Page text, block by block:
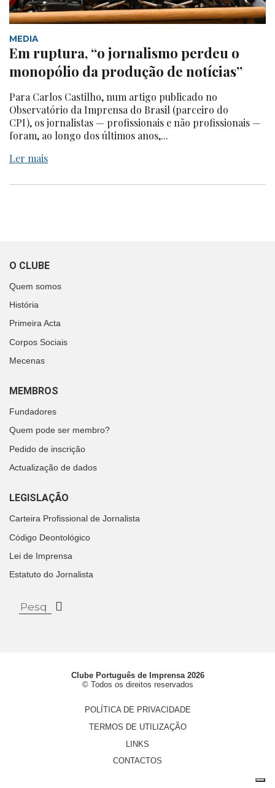
MEDIA
Em ruptura, “o jornalismo perdeu o
monopólio da produção de notícias”
Para Carlos Castilho, num artigo publicado no
Observatório da Imprensa do Brasil (parceiro do
CPI), os jornalistas — profissionais e não profissionais —
foram, ao longo dos últimos anos,...
Ler mais
O CLUBE
Quem somos
História
Primeira Acta
Corpos Sociais
Mecenas
MEMBROS
Fundadores
Quem pode ser membro?
Pedido de inscrição
Actualização de dados
LEGISLAÇÃO
Carteira Profissional de Jornalista
Código Deontológico
Lei de Imprensa
Estatuto do Jornalista
Clube Português de Imprensa 2026
© Todos os direitos reservados
POLÍTICA DE PRIVACIDADE
TERMOS DE UTILIZAÇÃO
LINKS
CONTACTOS